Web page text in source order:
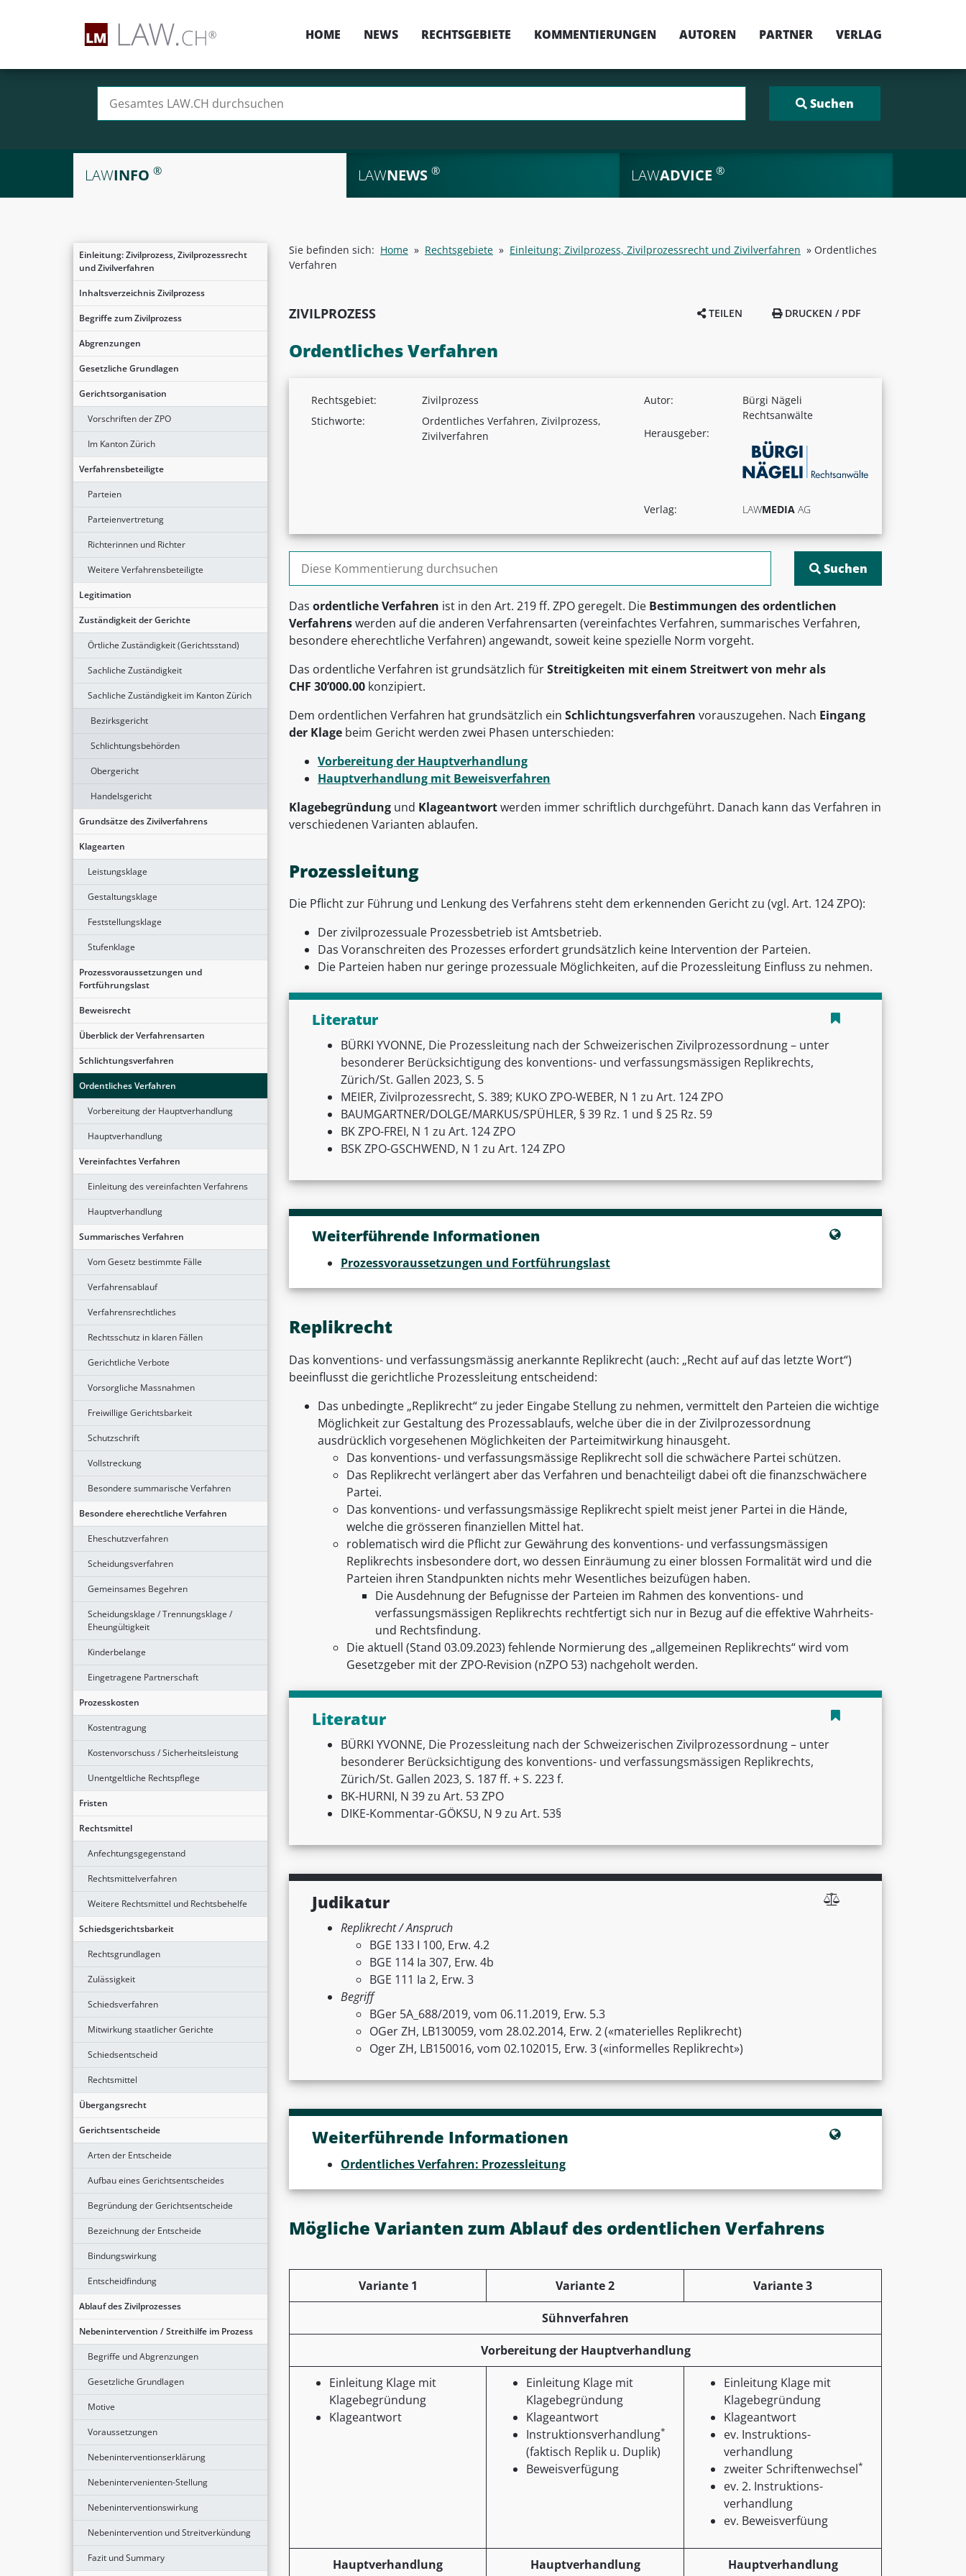
HOME NEWS RECHTSGEBIETE KOMMENTIERUNGEN AUTOREN PARTNER VERLAG
LAWINFO ® LAWNEWS ® LAWADVICE ®
Einleitung: Zivilprozess, Zivilprozessrecht
und Zivilverfahren
Inhaltsverzeichnis Zivilprozess
Begriffe zum Zivilprozess
Abgrenzungen
Gesetzliche Grundlagen
Gerichtsorganisation
Vorschriften der ZPO
Im Kanton Zürich
Verfahrensbeteiligte
Parteien
Parteienvertretung
Richterinnen und Richter
Weitere Verfahrensbeteiligte
Legitimation
Zuständigkeit der Gerichte
Örtliche Zuständigkeit (Gerichtsstand)
Sachliche Zuständigkeit
Sachliche Zuständigkeit im Kanton Zürich
Bezirksgericht
Schlichtungsbehörden
Obergericht
Handelsgericht
Grundsätze des Zivilverfahrens
Klagearten
Leistungsklage
Gestaltungsklage
Feststellungsklage
Stufenklage
Prozessvoraussetzungen und
Fortführungslast
Beweisrecht
Überblick der Verfahrensarten
Schlichtungsverfahren
Ordentliches Verfahren
Vorbereitung der Hauptverhandlung
Hauptverhandlung
Vereinfachtes Verfahren
Einleitung des vereinfachten Verfahrens
Hauptverhandlung
Summarisches Verfahren
Vom Gesetz bestimmte Fälle
Verfahrensablauf
Verfahrensrechtliches
Rechtsschutz in klaren Fällen
Gerichtliche Verbote
Vorsorgliche Massnahmen
Freiwillige Gerichtsbarkeit
Schutzschrift
Vollstreckung
Besondere summarische Verfahren
Besondere eherechtliche Verfahren
Eheschutzverfahren
Scheidungsverfahren
Gemeinsames Begehren
Scheidungsklage / Trennungsklage /
Eheungültigkeit
Kinderbelange
Eingetragene Partnerschaft
Prozesskosten
Kostentragung
Kostenvorschuss / Sicherheitsleistung
Unentgeltliche Rechtspflege
Fristen
Rechtsmittel
Anfechtungsgegenstand
Rechtsmittelverfahren
Weitere Rechtsmittel und Rechtsbehelfe
Schiedsgerichtsbarkeit
Rechtsgrundlagen
Zulässigkeit
Schiedsverfahren
Mitwirkung staatlicher Gerichte
Schiedsentscheid
Rechtsmittel
Übergangsrecht
Gerichtsentscheide
Arten der Entscheide
Aufbau eines Gerichtsentscheides
Begründung der Gerichtsentscheide
Bezeichnung der Entscheide
Bindungswirkung
Entscheidfindung
Ablauf des Zivilprozesses
Nebenintervention / Streithilfe im Prozess
Begriffe und Abgrenzungen
Gesetzliche Grundlagen
Motive
Voraussetzungen
Nebeninterventionserklärung
Nebenintervenienten-Stellung
Nebeninterventionswirkung
Nebenintervention und Streitverkündung
Fazit und Summary
Sie befinden sich: Home » Rechtsgebiete » Einleitung: Zivilprozess, Zivilprozessrecht und Zivilverfahren » Ordentliches
Verfahren
ZIVILPROZESS TEILEN DRUCKEN / PDF
Ordentliches Verfahren
Rechtsgebiet:
Zivilprozess
Stichworte:
Ordentliches Verfahren, Zivilprozess,
Zivilverfahren
Autor:
Bürgi Nägeli
Rechtsanwälte
Herausgeber:
Verlag: LAWMEDIA AG
Suchen nach:
Das ordentliche Verfahren ist in den Art. 219 ff. ZPO geregelt. Die Bestimmungen des ordentlichen
Verfahrenswerden auf die anderen Verfahrensarten (vereinfachtes Verfahren, summarisches Verfahren,
besondere eherechtliche Verfahren) angewandt, soweit keine spezielle Norm vorgeht.
Das ordentliche Verfahren ist grundsätzlich fürStreitigkeiten mit einem Streitwert von mehr als
CHF 30’000.00 konzipiert.
Dem ordentlichen Verfahren hat grundsätzlich ein Schlichtungsverfahren vorauszugehen. Nach Eingang
der Klage beim Gericht werden zwei Phasen unterschieden:
Vorbereitung der Hauptverhandlung
Hauptverhandlung mit Beweisverfahren
Klagebegründung und Klageantwortwerden immer schriftlich durchgeführt. Danach kann das Verfahren in
verschiedenen Varianten ablaufen.
Prozessleitung
Die Pflicht zur Führung und Lenkung des Verfahrens steht dem erkennenden Gericht zu (vgl. Art. 124 ZPO):
Der zivilprozessuale Prozessbetrieb ist Amtsbetrieb.
Das Voranschreiten des Prozesses erfordert grundsätzlich keine Intervention der Parteien.
Die Parteien haben nur geringe prozessuale Möglichkeiten, auf die Prozessleitung Einfluss zu nehmen.
Literatur
BÜRKI YVONNE, Die Prozessleitung nach der Schweizerischen Zivilprozessordnung – unter
besonderer Berücksichtigung des konventions- und verfassungsmässigen Replikrechts,
Zürich/St. Gallen 2023, S. 5
MEIER, Zivilprozessrecht, S. 389; KUKO ZPO-WEBER, N 1 zu Art. 124 ZPO
BAUMGARTNER/DOLGE/MARKUS/SPÜHLER, § 39 Rz. 1 und § 25 Rz. 59
BK ZPO-FREI, N 1 zu Art. 124 ZPO
BSK ZPO-GSCHWEND, N 1 zu Art. 124 ZPO
Weiterführende Informationen
Prozessvoraussetzungen und Fortführungslast
Replikrecht
Das konventions- und verfassungsmässig anerkannte Replikrecht (auch: „Recht auf auf das letzte Wort“)
beeinflusst die gerichtliche Prozessleitung entscheidend:
Das unbedingte „Replikrecht“ zu jeder Eingabe Stellung zu nehmen, vermittelt den Parteien die wichtige
Möglichkeit zur Gestaltung des Prozessablaufs, welche über die in der Zivilprozessordnung
ausdrücklich vorgesehenen Möglichkeiten der Parteimitwirkung hinausgeht.
Das konventions- und verfassungsmässige Replikrecht soll die schwächere Partei schützen.
Das Replikrecht verlängert aber das Verfahren und benachteiligt dabei oft die finanzschwächere
Partei.
Das konventions- und verfassungsmässige Replikrecht spielt meist jener Partei in die Hände,
welche die grösseren finanziellen Mittel hat.
roblematisch wird die Pflicht zur Gewährung des konventions- und verfassungsmässigen
Replikrechts insbesondere dort, wo dessen Einräumung zu einer blossen Formalität wird und die
Parteien ihren Standpunkten nichts mehr Wesentliches beizufügen haben.
Die Ausdehnung der Befugnisse der Parteien im Rahmen des konventions- und
verfassungsmässigen Replikrechts rechtfertigt sich nur in Bezug auf die effektive Wahrheits-
und Rechtsfindung.
Die aktuell (Stand 03.09.2023) fehlende Normierung des „allgemeinen Replikrechts“ wird vom
Gesetzgeber mit der ZPO-Revision (nZPO 53) nachgeholt werden.
Literatur
BÜRKI YVONNE, Die Prozessleitung nach der Schweizerischen Zivilprozessordnung – unter
besonderer Berücksichtigung des konventions- und verfassungsmässigen Replikrechts,
Zürich/St. Gallen 2023, S. 187 ff. + S. 223 f.
BK-HURNI, N 39 zu Art. 53 ZPO
DIKE-Kommentar-GÖKSU, N 9 zu Art. 53§
Judikatur
Replikrecht / Anspruch
BGE 133 I 100, Erw. 4.2
BGE 114 Ia 307, Erw. 4b
BGE 111 Ia 2, Erw. 3
Begriff
BGer 5A_688/2019, vom 06.11.2019, Erw. 5.3
OGer ZH, LB130059, vom 28.02.2014, Erw. 2 («materielles Replikrecht)
Oger ZH, LB150016, vom 02.102015, Erw. 3 («informelles Replikrecht»)
Weiterführende Informationen
Ordentliches Verfahren: Prozessleitung
Mögliche Varianten zum Ablauf des ordentlichen Verfahrens
Variante 1 Variante 2 Variante 3
Sühnverfahren
Vorbereitung der Hauptverhandlung
Einleitung Klage mit
Klagebegründung
Klageantwort
Einleitung Klage mit
Klagebegründung
Klageantwort
Instruktionsverhandlung*
(faktisch Replik u. Duplik)
Beweisverfügung
Einleitung Klage mit
Klagebegründung
Klageantwort
ev. Instruktions-
verhandlung
zweiter Schriftenwechsel*
ev. 2. Instruktions-
verhandlung
ev. Beweisverfüung
Hauptverhandlung Hauptverhandlung Hauptverhandlung